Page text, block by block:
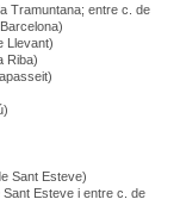
Tramuntana; entre c. de
Llevant)
Riba)
Sant Esteve)
Esteve i entre c. de